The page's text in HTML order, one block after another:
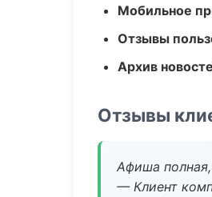
Мобильное
Отзывы
Архив
Отзывы
Афиша
— Клиент